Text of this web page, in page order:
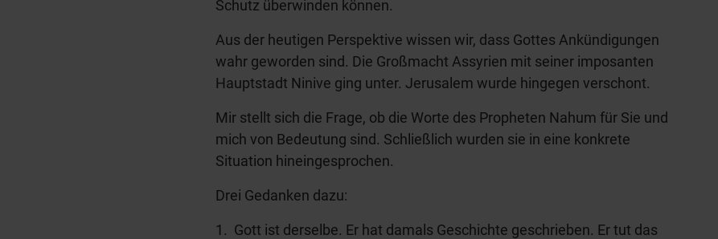
Schutz überwinden können.
Aus der heutigen Perspektive wissen wir, dass Gottes Ankündigungen
wahr geworden sind. Die Großmacht Assyrien mit seiner imposanten
Hauptstadt Ninive ging unter. Jerusalem wurde hingegen verschont.
Mir stellt sich die Frage, ob die Worte des Propheten Nahum für Sie und
mich von Bedeutung sind. Schließlich wurden sie in eine konkrete
Situation hineingesprochen.
Drei Gedanken dazu:
1. Gott ist derselbe. Er hat damals Geschichte geschrieben. Er tut das